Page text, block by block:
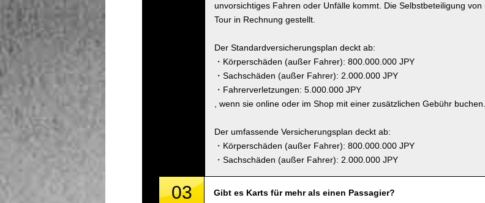
unvorsichtiges Fahren oder Unfälle kommt. Die Selbstbeteiligung
Tour in Rechnung gestellt.
Der Standardversicherungsplan deckt ab:
・Körperschäden (außer Fahrer): 800.000.000 JPY
・Sachschäden (außer Fahrer): 2.000.000 JPY
・Fahrerverletzungen: 5.000.000 JPY
, wenn sie online oder im Shop mit einer zusätzlichen Gebühr buchen.
Der umfassende Versicherungsplan deckt ab:
・Körperschäden (außer Fahrer): 800.000.000 JPY
・Sachschäden (außer Fahrer): 2.000.000 JPY
03 Gibt es Karts für mehr als einen Passagier?